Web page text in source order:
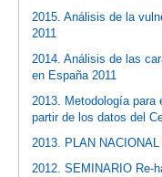
2015. Análisis de la
2011
2014. Análisis de las
en España 2011
2013. Metodología para
partir de los datos del
2013. PLAN
2012. SEMINARIO Re-